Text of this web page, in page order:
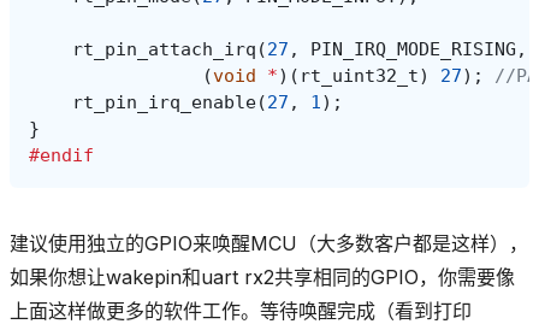
rt_pin_attach_irq (27 , PIN_IRQ_MODE_RISING ,
(void *)( rt_uint32_t) 27);
//
rt_pin_irq_enable(27 , 1);
}
#endif
建议使用独立的GPIO来唤醒MCU（大多数客户都是这样），
如果你想让wakepin和uart rx2共享相同的GPIO，你需要像
上面这样做更多的软件工作。等待唤醒完成（看到打印